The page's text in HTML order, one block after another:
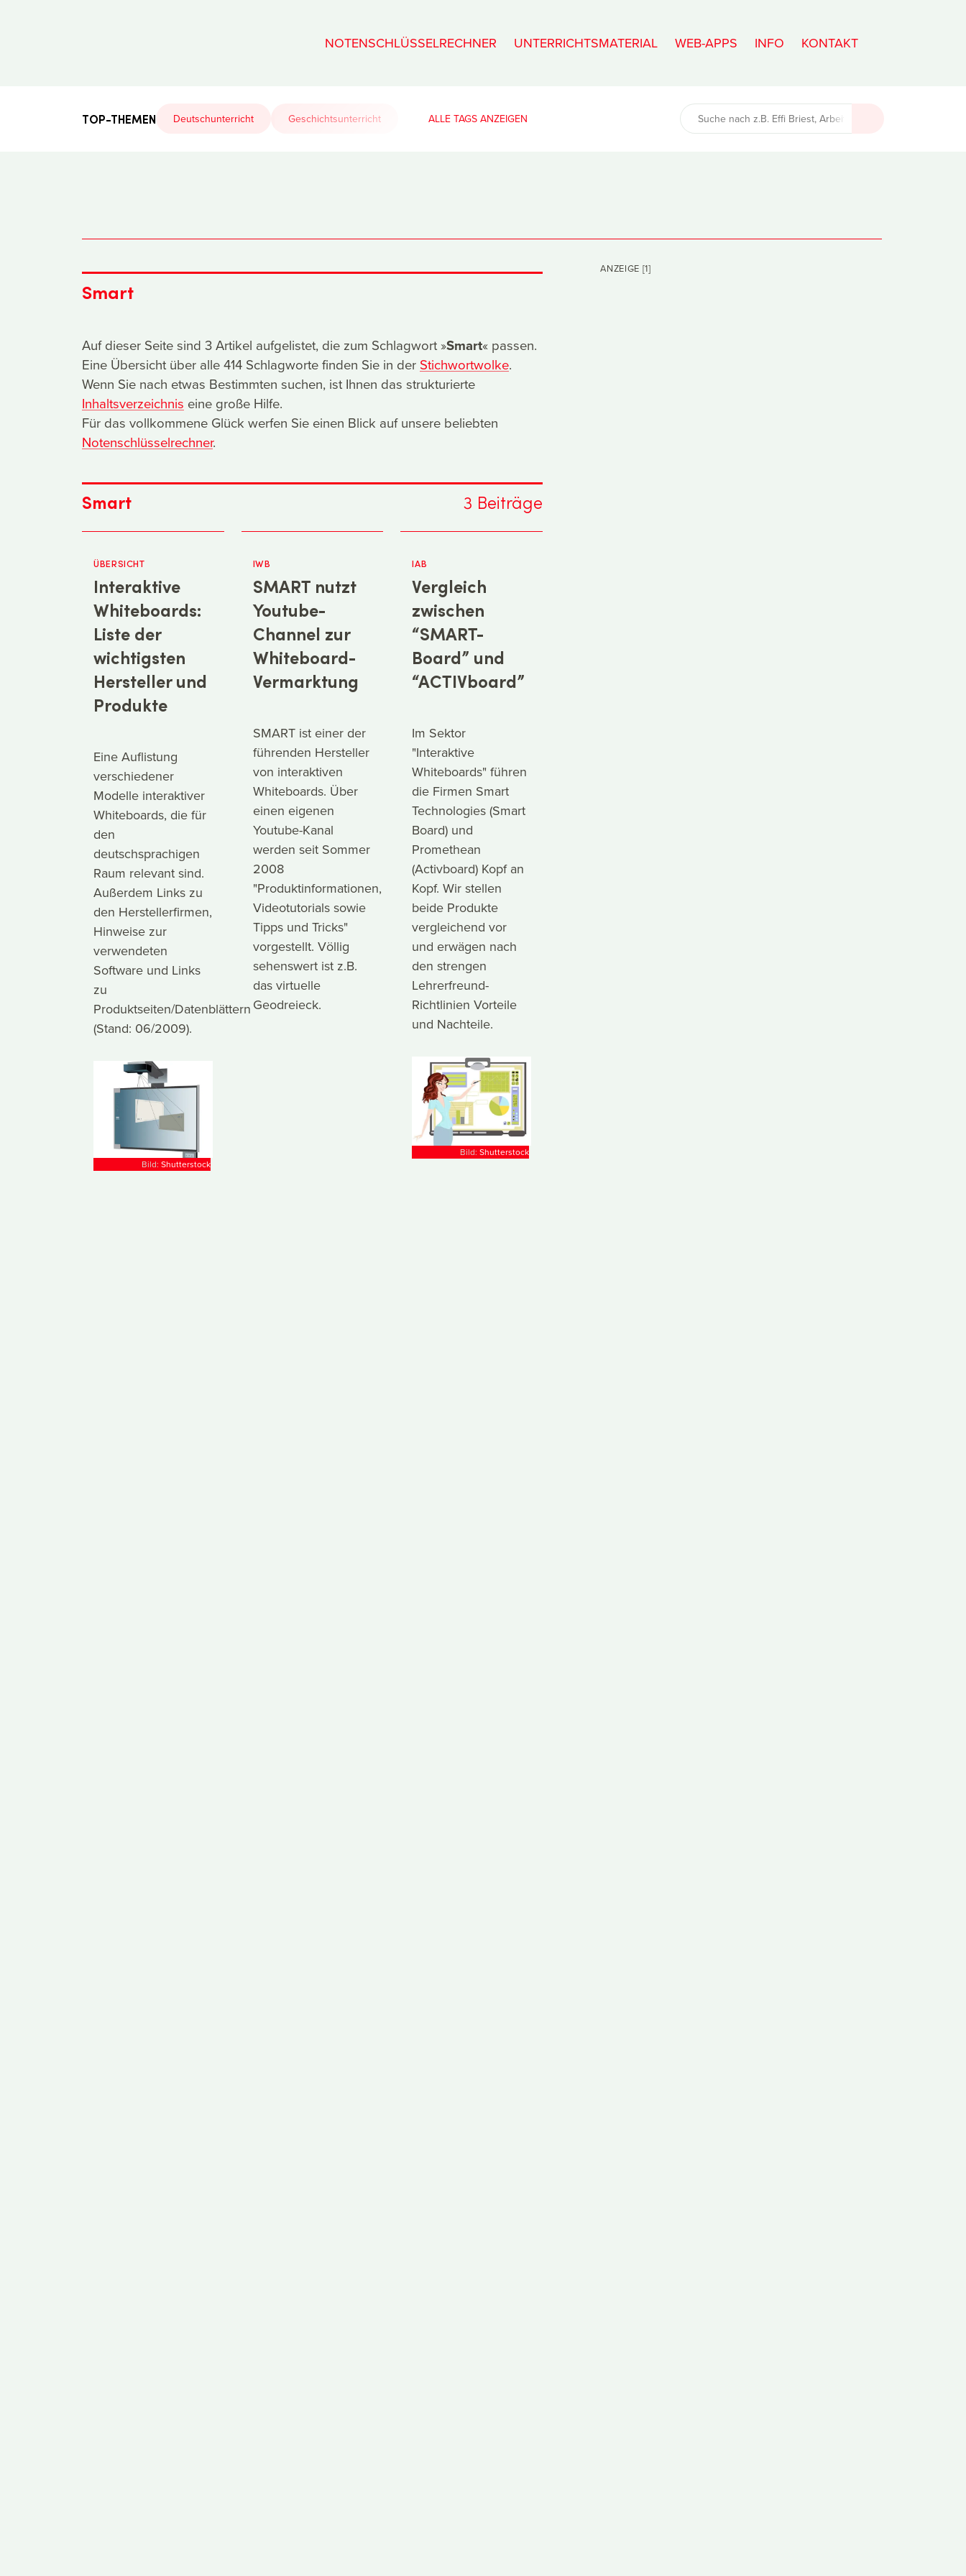
NOTENSCHLÜSSELRECHNER UNTERRICHTSMATERIAL WEB-APPS INFO KONTAKT
TOP-THEMEN Deutschunterricht Geschichtsunterricht ALLE TAGS
Smart
Auf dieser Seite sind 3 Artikel aufgelistet, die zum Schlagwort »Smart« passen.
Eine Übersicht über alle 414 Schlagworte finden Sie in der Stichwortwolke.
Wenn Sie nach etwas Bestimmten suchen, ist Ihnen das strukturierte
Inhaltsverzeichnis eine große Hilfe.
Für das vollkommene Glück werfen Sie einen Blick auf unsere beliebten
Notenschlüsselrechner.
Smart 3 Beiträge
ÜBERSICHT
Interaktive
Whiteboards:
Liste der
wichtigsten
Hersteller und
Produkte
Eine Auflistung
verschiedener
Modelle interaktiver
Whiteboards, die für
den
deutschsprachigen
Raum relevant sind.
Außerdem Links zu
den Herstellerfirmen,
Hinweise zur
verwendeten
Software und Links
zu
Produktseiten/Datenblättern
(Stand: 06/2009).
Bild: Shutterstock
IWB
SMART nutzt
Youtube-
Channel zur
Whiteboard-
Vermarktung
SMART ist einer der
führenden Hersteller
von interaktiven
Whiteboards. Über
einen eigenen
Youtube-Kanal
werden seit Sommer
2008
"Produktinformationen,
Videotutorials sowie
Tipps und Tricks"
vorgestellt. Völlig
sehenswert ist z.B.
das virtuelle
Geodreieck.
IAB
Vergleich
zwischen
“SMART-
Board” und
“ACTIVboard”
Im Sektor
"Interaktive
Whiteboards" führen
die Firmen Smart
Technologies (Smart
Board) und
Promethean
(Activboard) Kopf an
Kopf. Wir stellen
beide Produkte
vergleichend vor
und erwägen nach
den strengen
Lehrerfreund-
Richtlinien Vorteile
und Nachteile.
Bild: Shutterstock
ANZEIGE [1]